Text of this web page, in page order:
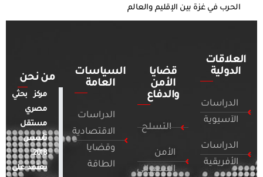
الحرب في غزة بين الإقليم والعالم
العلاقات
الدولية
الدراسات
الآسيوية
الدراسات
الأفريقية
قضايا
الأمن
والدفاع
التسلح
الأمن
السيبراني
السياسات
العامة
الدراسات
الاقتصادية
وقضايا
الطاقة
من نحن
مركز بحثي
مصري
مستقل
تأسس
2018.
يعتمد على